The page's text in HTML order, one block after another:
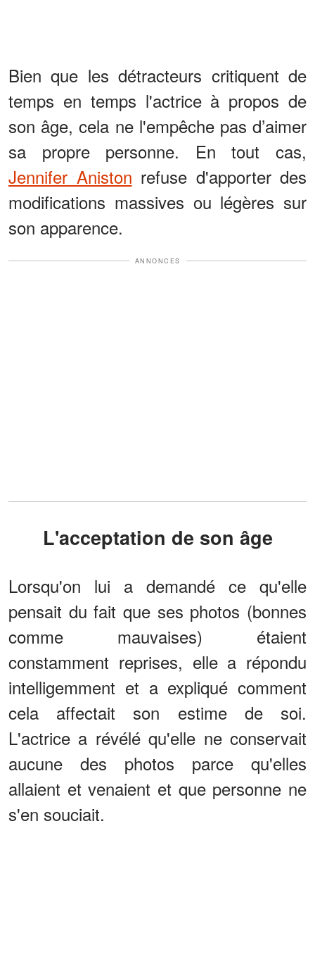
Bien que les détracteurs critiquent de
temps en temps l'actrice à propos de
son âge, cela ne l'empêche pas d’aimer
sa propre personne. En tout cas,
Jennifer Aniston refuse d'apporter des
modifications massives ou légères sur
son apparence.
ANNONCES
L'acceptation de son âge
Lorsqu'on lui a demandé ce qu'elle
pensait du fait que ses photos (bonnes
comme mauvaises) étaient
constamment reprises, elle a répondu
intelligemment et a expliqué comment
cela affectait son estime de soi.
L'actrice a révélé qu'elle ne conservait
aucune des photos parce qu'elles
allaient et venaient et que personne ne
s'en souciait.